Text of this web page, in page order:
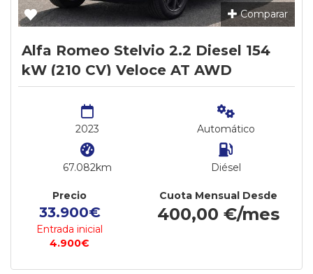
Comparar
Alfa Romeo Stelvio 2.2 Diesel 154
kW (210 CV) Veloce AT AWD
2023
67.082km
Automático
Diésel
Precio
33.900€
Entrada inicial
4.900€
Cuota Mensual Desde
400,00 €/mes